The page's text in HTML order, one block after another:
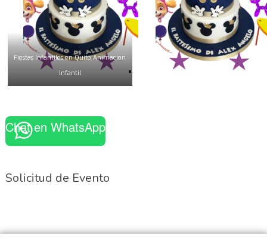
Fiestas Infantiles en Quito Animacion
Infantil
Chat en WhatsApp
Solicitud de Evento